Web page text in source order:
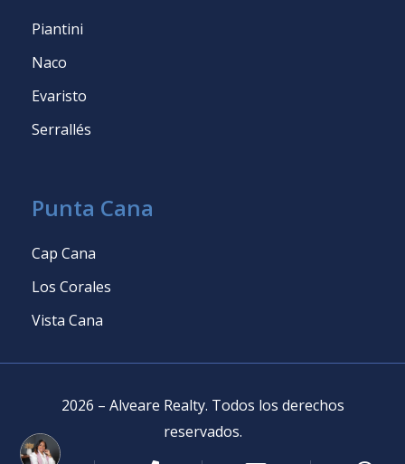
Piantini
Naco
Evaristo
Serrallés
Punta Cana
Cap Cana
Los Corales
Vista Cana
2026 – Alveare Realty. Todos los derechos
reservados.
Powered by